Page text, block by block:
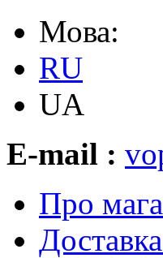
Мова:
RU
UA
E-mail :
Про